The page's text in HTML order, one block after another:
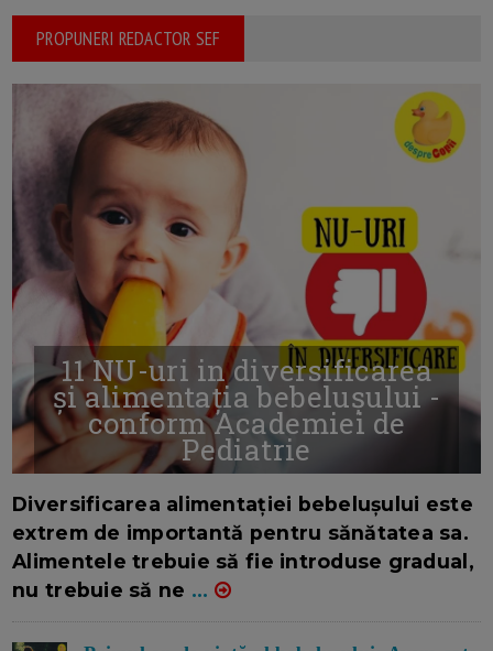
PROPUNERI REDACTOR SEF
11 NU-uri in diversificarea
și alimentația bebelușului -
conform Academiei de
Pediatrie
Diversificarea alimentației bebelușului este
extrem de importantă pentru sănătatea sa.
Alimentele trebuie să fie introduse gradual,
nu trebuie să ne ...